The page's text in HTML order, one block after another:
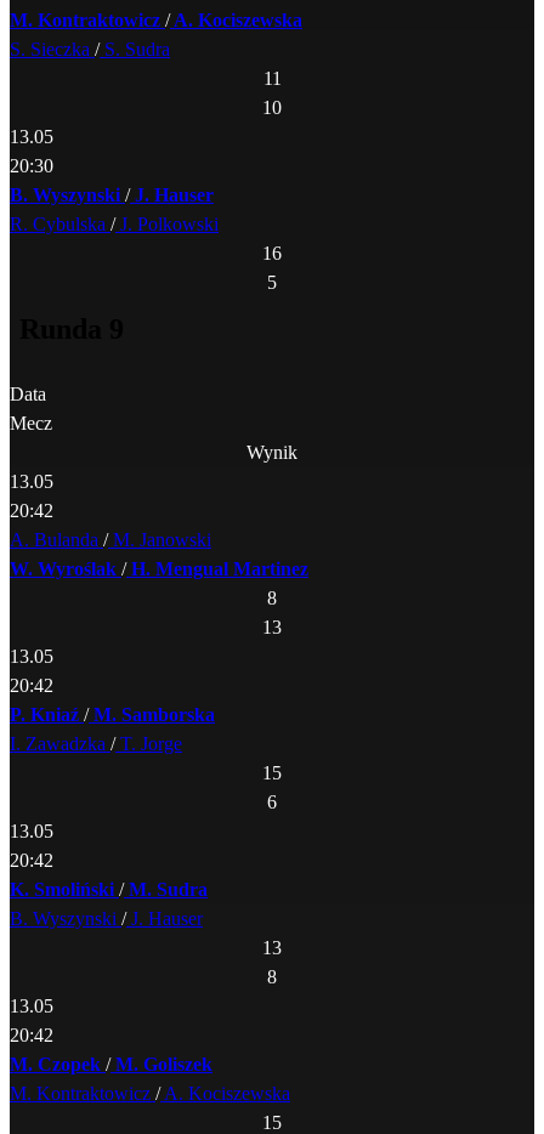
M. Kontraktowicz /A. Kociszewska
S. Sieczka /S. Sudra
11
10
13.05
20:30
B. Wyszynski /J. Hauser
R. Cybulska /J. Polkowski
16
5
Data
Mecz
Wynik
13.05
20:42
A. Bulanda /M. Janowski
W. Wyroślak /H. Mengual Martinez
8
13
13.05
20:42
P. Kniaź /M. Samborska
I. Zawadzka /T. Jorge
15
6
13.05
20:42
K. Smoliński /M. Sudra
B. Wyszynski /J. Hauser
13
8
13.05
20:42
M. Czopek /M. Goliszek
M. Kontraktowicz /A. Kociszewska
15